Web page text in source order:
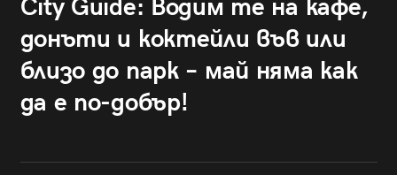
City Guide: Водим те на кафе,
донъти и коктейли във или
близо до парк – май няма как
да е по-добър!